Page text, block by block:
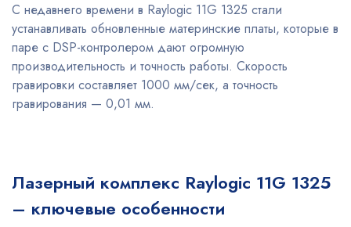
С недавнего времени в Raylogic 11G 1325 стали
устанавливать обновленные материнские платы, которые в
паре с DSP-контролером дают огромную
производительность и точность работы. Скорость
гравировки составляет 1000 мм/сек, а точность
гравирования — 0,01 мм.
Лазерный комплекс Raylogic 11G 1325
– ключевые особенности